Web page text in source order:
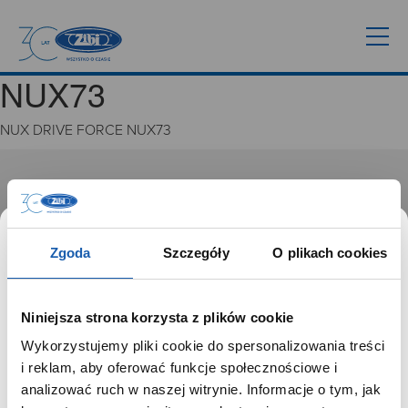
Zgoda Szczegóły O plikach cookies
Niniejsza strona korzysta z plików cookie
Wykorzystujemy pliki cookie do spersonalizowania treści
i reklam, aby oferować funkcje społecznościowe i
analizować ruch w naszej witrynie. Informacje o tym, jak
NUX73
NUX DRIVE FORCE NUX73
GRUPA ZIBI
Historia
Misja, wizja i wartości Grupy Zibi
Ważne daty
Zgoda na ciasteczka
PRODUKTY
Zegarki
SZANOWNY UŻYTKOWNIKU,
SZANOWNA UŻYTKOWNICZKO